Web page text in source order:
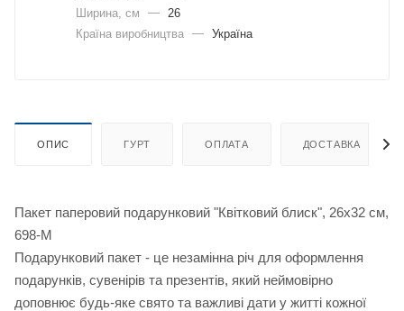
Ширина, cм
—
26
Країна виробництва — Україна
ОПИС ГУРТ ОПЛАТА ДОСТАВКА
Пакет паперовий подарунковий "Квітковий блиск", 26х32 см,
698-М
Подарунковий пакет - це незамінна річ для оформлення
подарунків, сувенірів та презентів, який неймовірно
доповнює будь-яке свято та важливі дати у житті кожної